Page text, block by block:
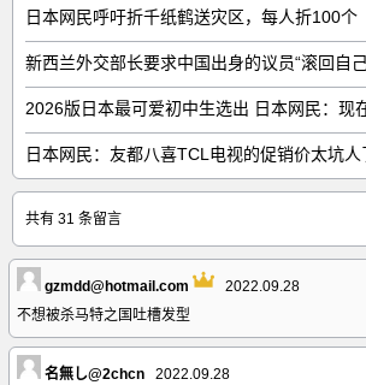
日本网民呼吁折千纸鹤送灾区，每人折100个
日本网民：友都八喜TCL电视的促销价太坑人
共有 31 条留言
gzmdd@hotmail.com
2022.09.28
不想被杀马特之国吐槽发型
名無し@2chcn
2022.09.28